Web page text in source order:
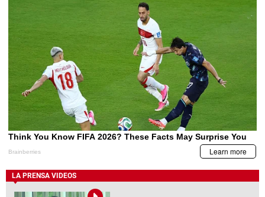
LA PRENSA VIDEOS